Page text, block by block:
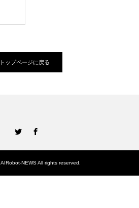
トップページに戻る
AIRobot-NEWSAll rights reserved.